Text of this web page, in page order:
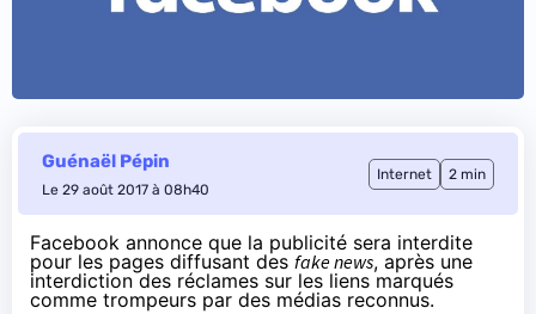
Guénaël Pépin
Le 29 août 2017 à 08h40
Internet 2 min
Facebook annonce que la publicité sera interdite
pour les pages diffusant des fake news, après une
interdiction des réclames sur les liens marqués
comme trompeurs par des médias reconnus.